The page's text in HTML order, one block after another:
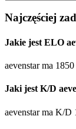
Najczęściej
Jakie jest ELO
aevenstar ma
Jaki jest K/D
aevenstar ma K/D